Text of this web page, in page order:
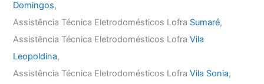
Domingos,
Assistência Técnica Eletrodomésticos Lofra Sumaré,
Assistência Técnica Eletrodomésticos LofraVila
Leopoldina,
Assistência Técnica Eletrodomésticos LofraVila Sonia,